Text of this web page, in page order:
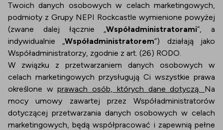
Twoich danych osobowych w celach marketingowych,
podmioty z Grupy NEPI Rockcastle wymienione powyżej
(zwane dalej łącznie „Współadministratorami”,
a
indywidualnie „Współadministratorem”) działają jako
Współadministratorzy, zgodnie z art. (26) RODO.
W związku z przetwarzaniem danych osobowych w
celach marketingowych przysługują Ci wszystkie prawa
określone wprawach osób, których dane dotyczą. Na
mocy umowy zawartej przez Współadministratorów
dotyczącej przetwarzania danych osobowych w celach
marketingowych, będą współpracować i zapewnią pełne